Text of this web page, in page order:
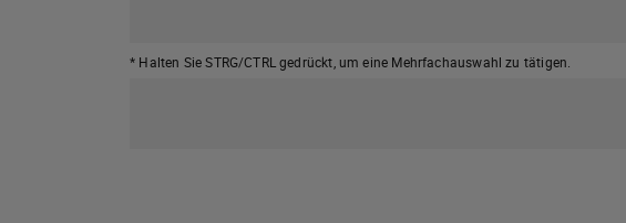
* Halten Sie STRG/CTRL gedrückt, um eine Mehrfachauswahl zu tätigen.